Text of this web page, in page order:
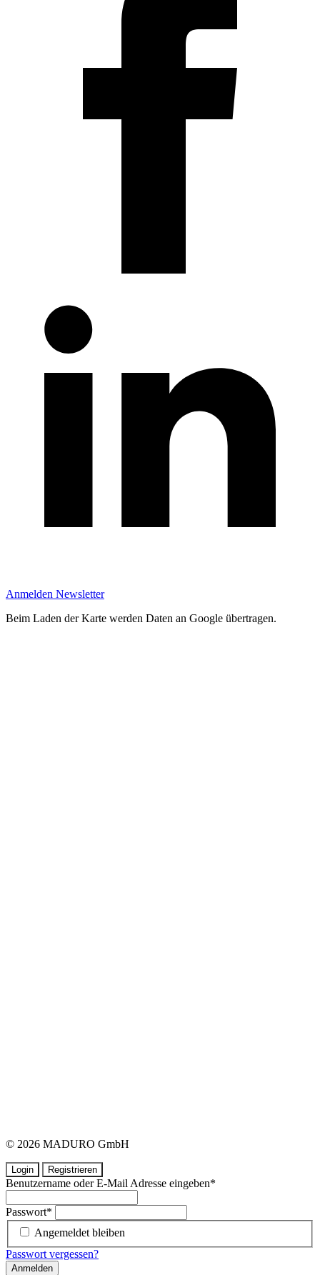
Anmelden Newsletter
Beim Laden der Karte werden Daten an Google übertragen.
© 2026 MADURO GmbH
Login Registrieren
Benutzername oder E-Mail Adresse eingeben*
Passwort*
Angemeldet bleiben
Passwort vergessen?
Anmelden